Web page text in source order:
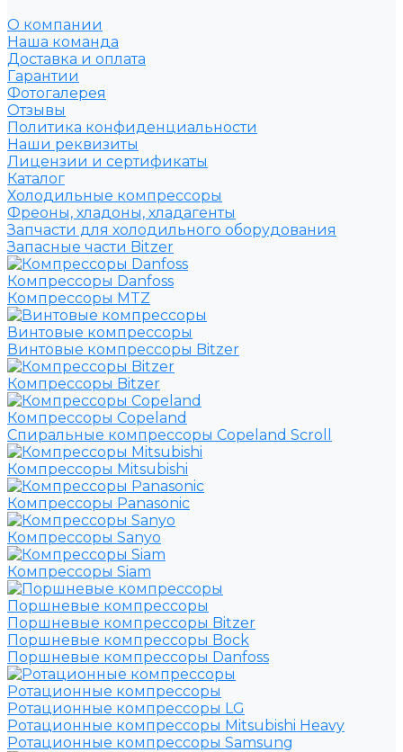
О компании
Наша команда
Доставка и оплата
Гарантии
Фотогалерея
Отзывы
Политика конфиденциальности
Наши реквизиты
Лицензии и сертификаты
Каталог
Холодильные компрессоры
Фреоны, хладоны, хладагенты
Запчасти для холодильного оборудования
Запасные части Bitzer
Компрессоры Danfoss
Компрессоры MTZ
Винтовые компрессоры
Винтовые компрессоры Bitzer
Компрессоры Bitzer
Компрессоры Copeland
Спиральные компрессоры Copeland Scroll
Компрессоры Mitsubishi
Компрессоры Panasonic
Компрессоры Sanyo
Компрессоры Siam
Поршневые компрессоры
Поршневые компрессоры Bitzer
Поршневые компрессоры Bock
Поршневые компрессоры Danfoss
Ротационные компрессоры
Ротационные компрессоры LG
Ротационные компрессоры Mitsubishi Heavy
Ротационные компрессоры Samsung